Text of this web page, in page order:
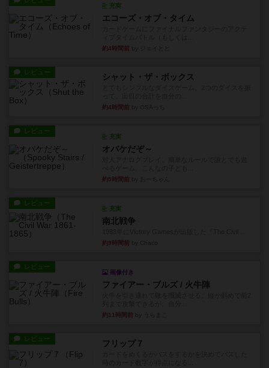
充実
エコーズ・オブ・タイム
約4時間前
レビュー シャット・ザ・ボックス
約4時間前
レビュー
充実
オバケだぞ～
約5時間前
レビュー
充実
南北戦争
約9時間前
レビュー
画像付き
ファイアー・ブルズ / 火牛陣
約11時間前
レビュー フリップ７